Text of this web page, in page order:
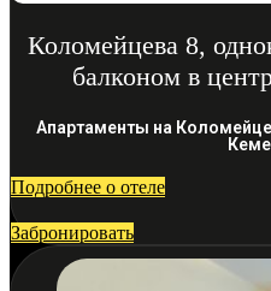
Коломейцева 8,
балконом в
Апартаменты на
Подробнее о отеле
Забронировать